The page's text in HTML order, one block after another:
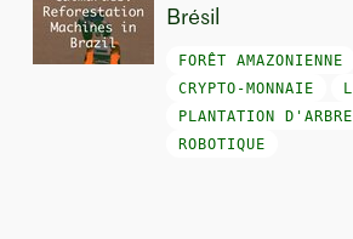
Brésil
FORÊT AMAZONIENNE
CRYPTO-MONNAIE
PLANTATION
ROBOTIQUE